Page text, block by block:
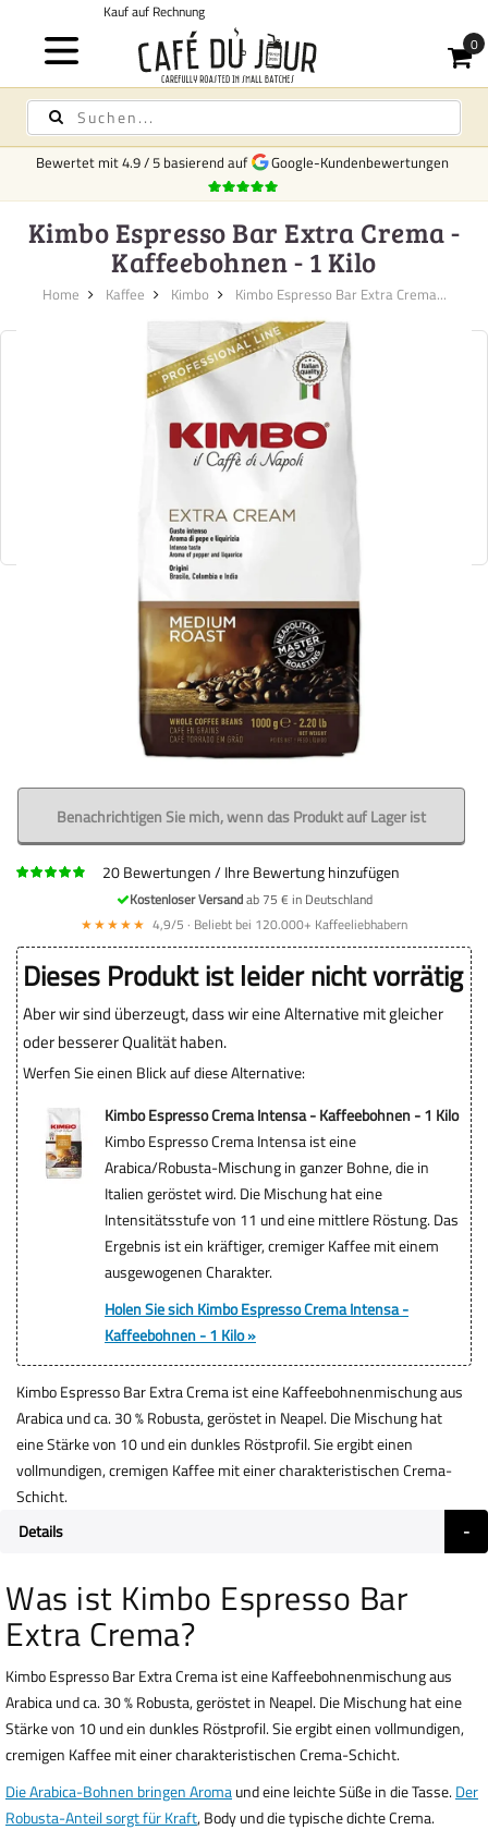
Kostenloser Versand
Bewertet mit4.9/5 basierend auf Google-Kundenbewertungen
Kimbo Espresso Bar Extra Crema -
Kaffeebohnen - 1 Kilo
Home Kaffee Kimbo Kimbo Espresso Bar Extra Crema...
Benachrichtigen Sie mich, wenn das Produkt auf Lager ist
20Bewertungen Ihre Bewertung hinzufügen
Kostenloser Versandab 75 € in Deutschland
★★★★★ 4,9/5 · Beliebt bei 120.000+ Kaffeeliebhabern
Dieses Produkt ist leider nicht vorrätig
Aber wir sind überzeugt, dass wir eine Alternative mit gleicher
oder besserer Qualität haben.
Werfen Sie einen Blick auf diese Alternative:
Kimbo Espresso Crema Intensa - Kaffeebohnen - 1 Kilo
Kimbo Espresso Crema Intensa ist eine
Arabica/Robusta-Mischung in ganzer Bohne, die in
Italien geröstet wird. Die Mischung hat eine
Intensitätsstufe von 11 und eine mittlere Röstung. Das
Ergebnis ist ein kräftiger, cremiger Kaffee mit einem
ausgewogenen Charakter.
Holen Sie sich Kimbo Espresso Crema Intensa -
Kaffeebohnen - 1 Kilo »
Kimbo Espresso Bar Extra Crema ist eine Kaffeebohnenmischung aus
Arabica und ca. 30 % Robusta, geröstet in Neapel. Die Mischung hat
eine Stärke von 10 und ein dunkles Röstprofil. Sie ergibt einen
vollmundigen, cremigen Kaffee mit einer charakteristischen Crema-
Schicht.
Details
Was ist Kimbo Espresso Bar
Extra Crema?
Kimbo Espresso Bar Extra Crema ist eine Kaffeebohnenmischung aus
Arabica und ca. 30 % Robusta, geröstet in Neapel. Die Mischung hat eine
Stärke von 10 und ein dunkles Röstprofil. Sie ergibt einen vollmundigen,
cremigen Kaffee mit einer charakteristischen Crema-Schicht.
Die Arabica-Bohnen bringen Aromaund eine leichte Süße in die Tasse. Der
Robusta-Anteil sorgt für Kraft, Body und die typische dichte Crema.